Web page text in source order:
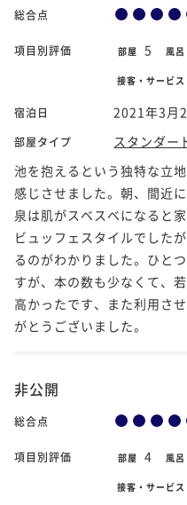
総合点
項目別評価 部屋 5 風呂
接客・サービス
宿泊日 2021年3月
部屋タイプ
スタンダー
池を抱えるという独特な立
感じさせました。朝、間近
泉は肌がスベスベになると
ビュッフェスタイルでした
るのがわかりました。ひと
すが、本の数も少なくて、
高かったです、また利用さ
がとうございました。
非公開
総合点
項目別評価 部屋 4 風呂
接客・サービス